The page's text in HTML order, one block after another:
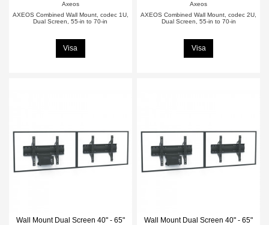
Axeos
AXEOS Combined Wall Mount, codec 1U,
Dual Screen, 55-in to 70-in
Visa
Axeos
AXEOS Combined Wall Mount, codec 2U,
Dual Screen, 55-in to 70-in
Visa
Wall Mount Dual Screen 40" - 65" Wall Mount Dual Screen 40" - 65"